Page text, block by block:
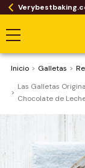
Inicio Galletas
Las Galletas
Chocolate de